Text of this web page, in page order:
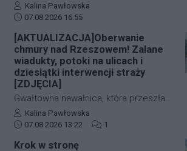
sprawcy kradzieży roweru marki Kross
o wartości około 1500 złotych. Do
zdarzenia doszło w ścisłym centrum
miasta – pod Urzędem
Marszałkowskim przy al. Cieplińskiego.
Złodziej ze skradzionym jednośladem
wsiadł do autobusu MPK linii 28. Jego
wizerunek zarejestrowały kamery
monitoringu, a policja apeluje o pomoc
w identyfikacji mężczyzny.
Autor artykułu:
Kalina Pawłowska
Data dodania artykułu:
07.08.2026 16:55
[AKTUALIZACJA]Oberwanie
chmury nad Rzeszowem! Zalane
wiadukty, potoki na ulicach i
dziesiątki interwencji straży
[ZDJĘCIA]
Gwałtowna nawałnica, która przeszła
nad Rzeszowem tuż po godzinie 12:00,
w kilka minut sparaliżowała ruch w
Autor artykułu:
Kalina Pawłowska
Data dodania artykułu:
07.08.2026 13:22 Liczba komentarzy artykułu:
1
Krok w stronę